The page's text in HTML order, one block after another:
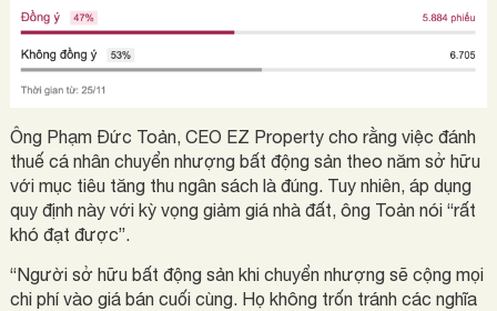
Ông Phạm Đức Toản, CEO EZ Property cho rằng việc đánh
thuế cá nhân chuyển nhượng bất động sản theo năm sở hữu
với mục tiêu tăng thu ngân sách là đúng. Tuy nhiên, áp dụng
quy định này với kỳ vọng giảm giá nhà đất, ông Toản nói “rất
khó đạt được”.
“Người sở hữu bất động sản khi chuyển nhượng sẽ cộng mọi
chi phí vào giá bán cuối cùng. Họ không trốn tránh các nghĩa